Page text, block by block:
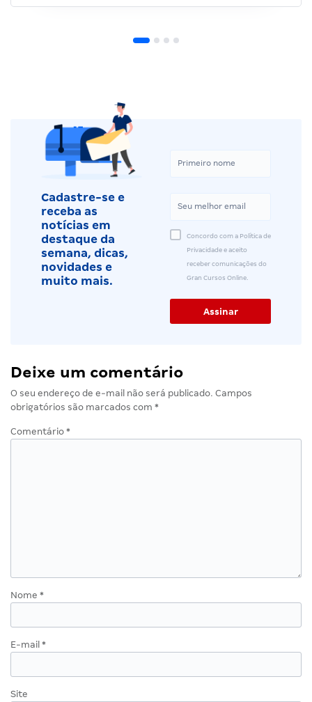
Cadastre-se e
receba as
notícias em
destaque da
semana, dicas,
novidades e
muito mais.
Concordo com a Política de
Privacidade e aceito
receber comunicações do
Gran Cursos Online.
Deixe um comentário
O seu endereço de e-mail não será publicado. Campos
obrigatórios são marcados com *
Comentário *
Nome *
E-mail *
Site